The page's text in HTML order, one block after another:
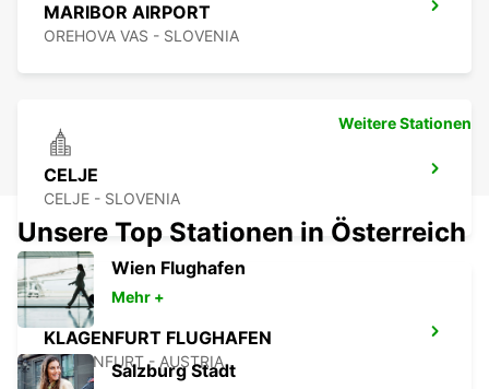
MARIBOR AIRPORT
OREHOVA VAS - SLOVENIA
CELJE
CELJE - SLOVENIA
KLAGENFURT FLUGHAFEN
KLAGENFURT - AUSTRIA
Weitere Stationen
Unsere Top Stationen in Österreich
Wien Flughafen
Mehr +
Salzburg Stadt